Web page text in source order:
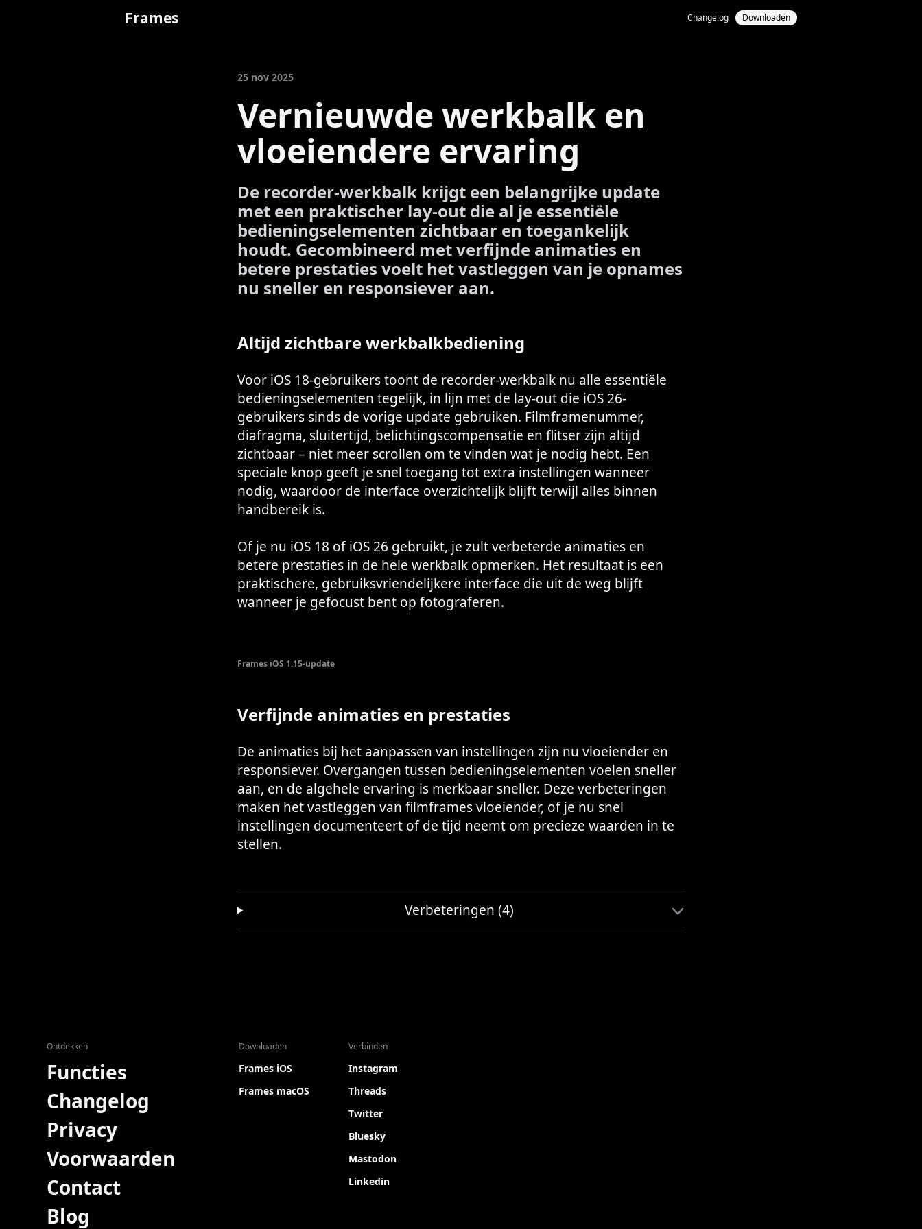
Frames Changelog Downloaden
25 nov 2025
Vernieuwde werkbalk en
vloeiendere ervaring
De recorder-werkbalk krijgt een belangrijke update
met een praktischer lay-out die al je essentiële
bedieningselementen zichtbaar en toegankelijk
houdt. Gecombineerd met verfijnde animaties en
betere prestaties voelt het vastleggen van je opnames
nu sneller en responsiever aan.
Altijd zichtbare werkbalkbediening
Voor iOS 18-gebruikers toont de recorder-werkbalk nu alle essentiële
bedieningselementen tegelijk, in lijn met de lay-out die iOS 26-
gebruikers sinds de vorige update gebruiken. Filmframenummer,
diafragma, sluitertijd, belichtingscompensatie en flitser zijn altijd
zichtbaar – niet meer scrollen om te vinden wat je nodig hebt. Een
speciale knop geeft je snel toegang tot extra instellingen wanneer
nodig, waardoor de interface overzichtelijk blijft terwijl alles binnen
handbereik is.
Of je nu iOS 18 of iOS 26 gebruikt, je zult verbeterde animaties en
betere prestaties in de hele werkbalk opmerken. Het resultaat is een
praktischere, gebruiksvriendelijkere interface die uit de weg blijft
wanneer je gefocust bent op fotograferen.
Frames iOS 1.15-update
Verfijnde animaties en prestaties
De animaties bij het aanpassen van instellingen zijn nu vloeiender en
responsiever. Overgangen tussen bedieningselementen voelen sneller
aan, en de algehele ervaring is merkbaar sneller. Deze verbeteringen
maken het vastleggen van filmframes vloeiender, of je nu snel
instellingen documenteert of de tijd neemt om precieze waarden in te
stellen.
Verbeteringen (4)
Ontdekken
Functies
Changelog
Privacy
Voorwaarden
Contact
Blog
Downloaden
Frames iOS
Frames macOS
Verbinden
Instagram
Threads
Twitter
Bluesky
Mastodon
Linkedin